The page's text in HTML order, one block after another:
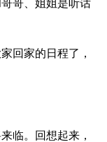
哥、姐姐是听话
回家的日程了，
临。回想起来，